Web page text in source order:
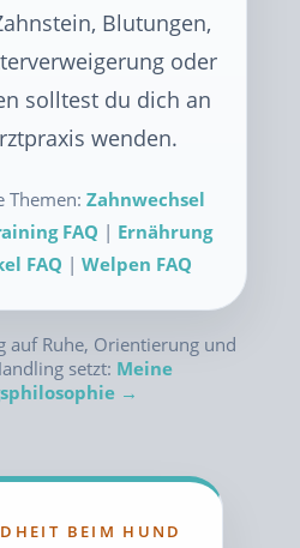
Blutungen,
oder
solltest du dich an
wenden.
Themen: Zahnwechsel
FAQ | Ernährung
FAQ | Welpen FAQ
auf Ruhe, Orientierung und
setzt: Meine
→
BEIM HUND